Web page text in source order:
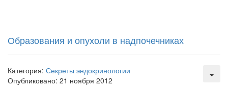
надзору в сфере
касаются увеличения риска
Образования и опухоли в надпочечниках
Категория: Секреты эндокринологии
Опубликовано: 21 ноября 2012